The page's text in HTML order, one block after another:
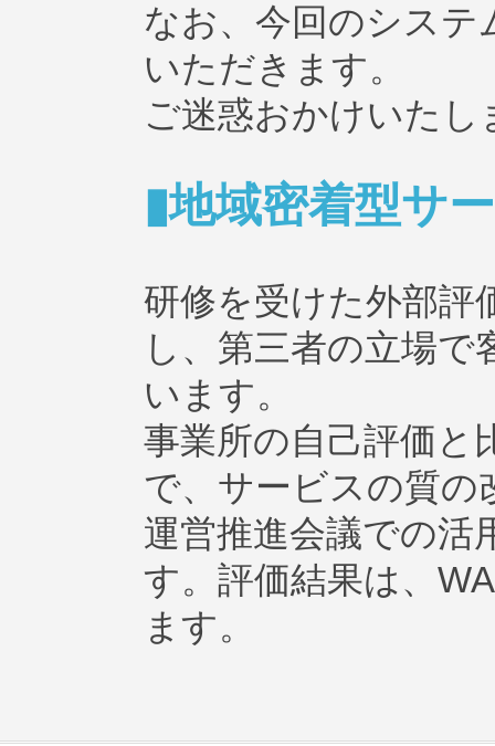
なお、今回のシステ
いただきます。
ご迷惑おかけいた
▮地域密着型サ
研修を受けた外部評
し、第三者の立場で
います。
事業所の自己評価と
で、サービスの質の
運営推進会議での活
す。評価結果は、
ます。